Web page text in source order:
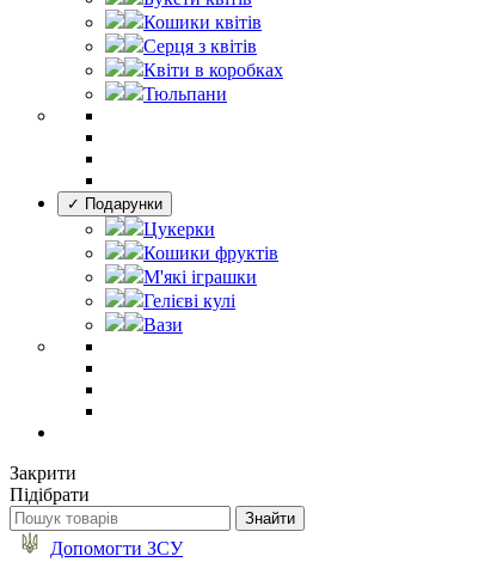
Кошики квітів
Серця з квітів
Квіти в коробках
Тюльпани
✓ Подарунки
Цукерки
Кошики фруктів
М'які іграшки
Гелієві кулі
Вази
Закрити
Підібрати
Допомогти ЗСУ